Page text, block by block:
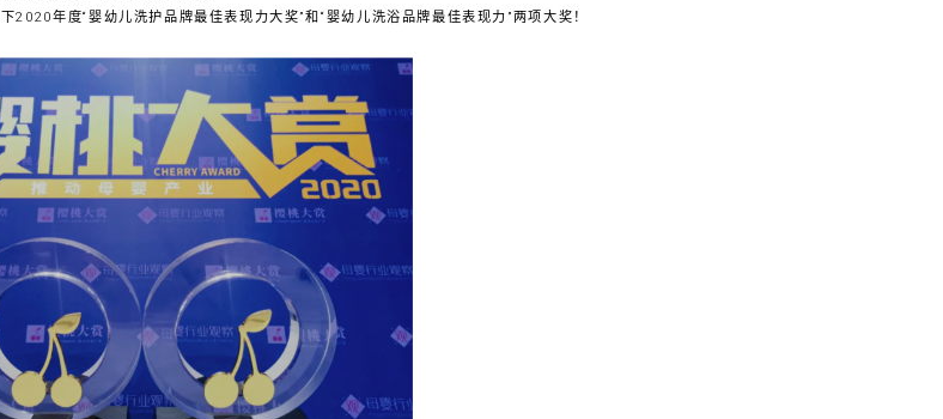
2020年度“婴幼儿洗护品牌最佳表现力大奖”和“婴幼儿洗浴品牌最佳表现力”两项大奖！